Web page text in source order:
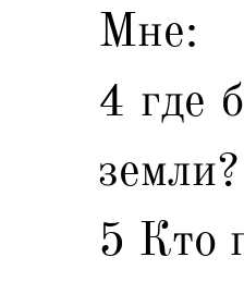
Мне:
4 где
5 Кто